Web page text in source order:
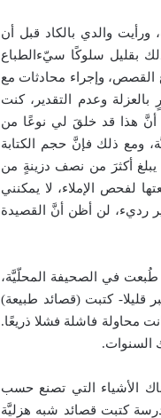
والدي بالكاد قبل أن
بقليل سلوكًا سيّءالطباع
القصص، وإجراء محادثات مع
وعدم التقدير، كنت
أنَّ هذا قد خلقَ لي نوعًا من
ومع ذلك فإنَّ حجم الكتابة
يبلغ أكثرَ من نصف دزينةٍ من
لفحص الإملاء، لا يمكنني
رديء، لن أظن أنَّ القصيدة
قصيدة وطنيَّة كانت قد طُبعت في الصحيفة المحلّيَّة،
قليلا- كتبت (قصائد طبيعة)
محاولة فاشلة فشلا ذريعًا.
السنوات.
الأشياء التي تصنع حسب
كتبت قصائد شبه هزليَّة